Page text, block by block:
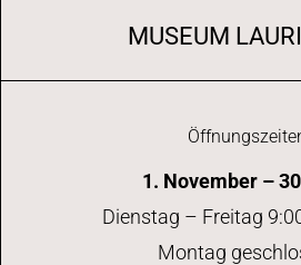
MUSEUM
1. November –
Dienstag – Freitag
Montag